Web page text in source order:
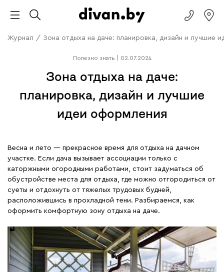
Журнал / Зона отдыха на даче: планировка, дизайн и лучшие
Полезно знать 02.07.2024
Зона отдыха на даче:
планировка, дизайн и лучшие
идеи оформления
Весна и лето — прекрасное время для отдыха на дачном
участке. Если дача вызывает ассоциации только с
каторжными огородными работами, стоит задуматься об
обустройстве места для отдыха, где можно отгородиться от
суеты и отдохнуть от тяжелых трудовых будней,
расположившись в прохладной тени. Разбираемся, как
оформить комфортную зону отдыха на даче.